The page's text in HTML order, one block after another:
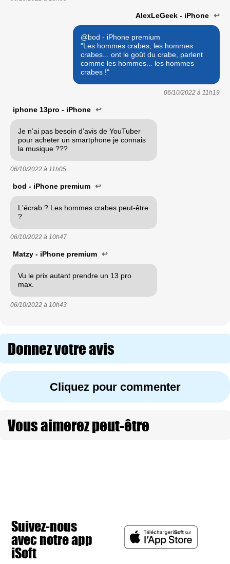
AlexLeGeek - iPhone ↩
@bod - iPhone premium
"Les hommes crabes, les hommes
crabes... ont le goût du crabe, parlent
comme les hommes... les hommes
crabes !"
06/10/2022 à 11h19
iphone 13pro - iPhone ↩
Je n’ai pas besoin d’avis de YouTuber
pour acheter un smartphone je connais
la musique ???
06/10/2022 à 11h05
bod - iPhone premium ↩
L'écrab ? Les hommes crabes peut-être
?
06/10/2022 à 10h47
Matzy - iPhone premium ↩
Vu le prix autant prendre un 13 pro
max.
06/10/2022 à 10h43
Donnez votre avis
Cliquez pour commenter
Vous aimerez peut-être
Suivez-nous
avec notre app
iSoft